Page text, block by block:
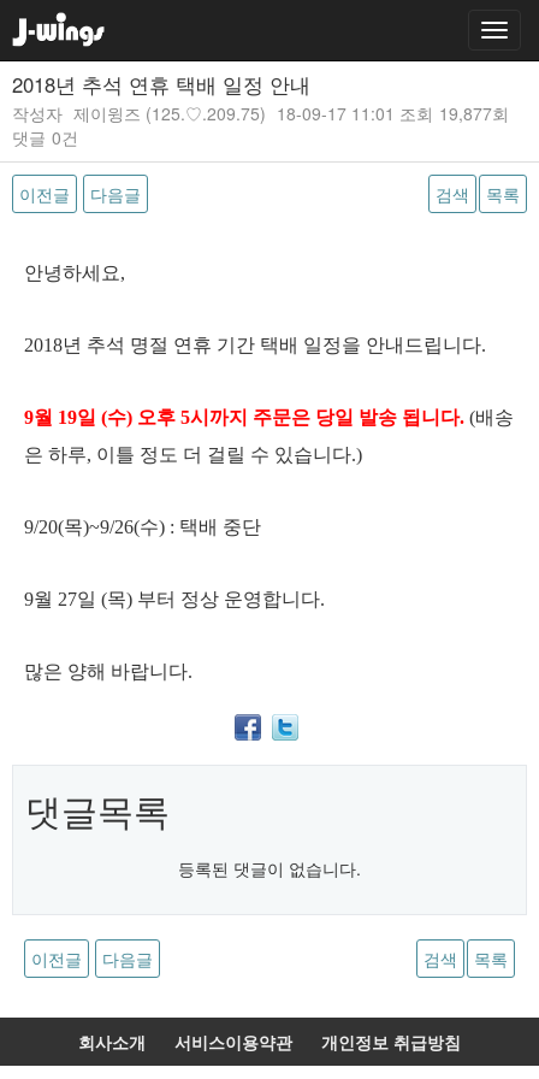
2018년 추석 연휴 택배 일정 안내
작성자 제이윙즈 (125.♡.209.75) 18-09-17 11:01 조회 19,877회
댓글 0건
이전글 다음글 검색 목록
본문
안녕하세요,
2018년 추석 명절 연휴 기간 택배 일정을 안내드립니다.
9월 19일 (수) 오후 5시까지 주문은 당일 발송 됩니다. (배송
은 하루, 이틀 정도 더 걸릴 수 있습니다.)
9/20(목)~9/26(수) : 택배 중단
9월 27일 (목) 부터 정상 운영합니다.
많은 양해 바랍니다.
댓글목록
등록된 댓글이 없습니다.
이전글 다음글 검색 목록
회사소개 서비스이용약관 개인정보 취급방침